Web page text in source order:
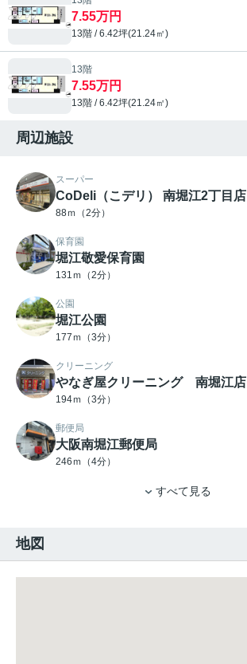
7.55万円
13階 / 6.42坪(21.24㎡)
13階
7.55万円
13階 / 6.42坪(21.24㎡)
周辺施設
スーパー
CoDeli（こデリ） 南堀江2丁目店
88ｍ（2分）
保育園
堀江敬愛保育園
131ｍ（2分）
公園
堀江公園
177ｍ（3分）
クリーニング
やなぎ屋クリーニング 南堀江店
194ｍ（3分）
郵便局
大阪南堀江郵便局
246ｍ（4分）
すべて見る
地図